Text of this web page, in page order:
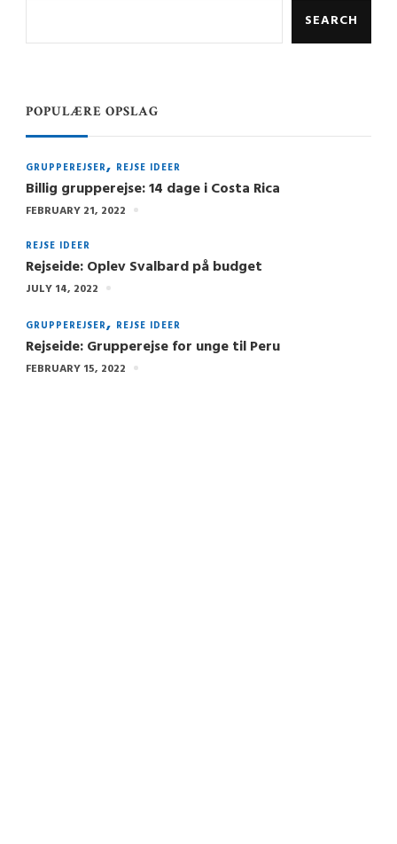
SEARCH
POPULÆRE OPSLAG
GRUPPEREJSER REJSE IDEER
Billig grupperejse: 14 dage i Costa Rica
FEBRUARY 21, 2022
REJSE IDEER
Rejseide: Oplev Svalbard på budget
JULY 14, 2022
GRUPPEREJSER REJSE IDEER
Rejseide: Grupperejse for unge til Peru
FEBRUARY 15, 2022